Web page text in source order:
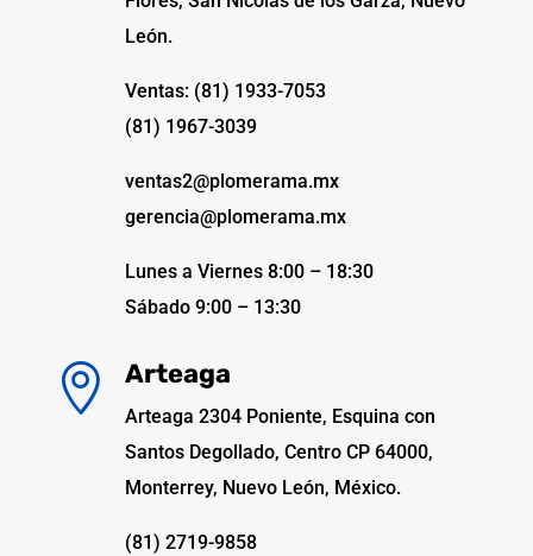
León.
Ventas: (81) 1933-7053
(81) 1967-3039
ventas2@plomerama.mx
gerencia@plomerama.mx
Lunes a Viernes 8:00 – 18:30
Sábado 9:00 – 13:30
 Arteaga
Arteaga 2304 Poniente, Esquina con
Santos Degollado, Centro CP 64000,
Monterrey, Nuevo León, México.
(81) 2719-9858